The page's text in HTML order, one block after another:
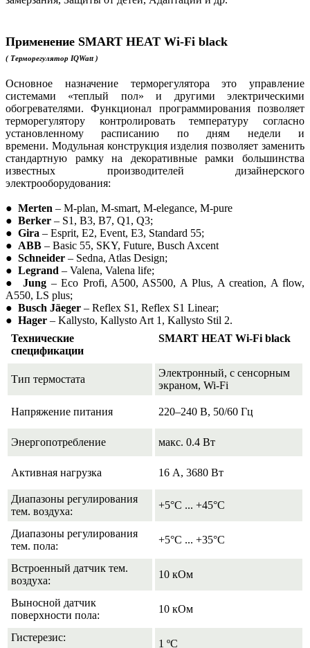
Применение SMART HEAT Wi-Fi black
( Терморегулятор IQWatt)
Основное назначение терморегулятора это управление
системами «теплый пол» и другими электрическими
обогревателями. Функционал программирования позволяет
терморегулятору контролировать температуру согласно
установленному расписанию по дням недели и
времени. Модульная конструкция изделия позволяет заменить
стандартную рамку на декоративные рамки большинства
известных производителей дизайнерского
электрооборудования:
● Merten – M-plan, M-smart, M-elegance, M-pure
● Berker – S1, B3, B7, Q1, Q3;
● Gira – Esprit, E2, Event, E3, Standard 55;
● ABB – Basic 55, SKY, Future, Busch Axcent
● Schneider – Sedna, Atlas Design;
● Legrand – Valena, Valena life;
●Jung – Eco Profi, A500, AS500, A Plus, A creation, A flow,
A550, LS plus;
● Busch Jäeger – Reflex S1, Reflex S1 Linear;
● Hager – Kallysto, Kallysto Art 1, Kallysto Stil 2.
Технические
спецификации
SMART HEAT Wi-Fi black
Тип термостата
Электронный, с сенсорным
экраном, Wi-Fi
Напряжение питания 220–240 В, 50/60 Гц
Энергопотребление макс. 0.4 Вт
Активная нагрузка 16 А, 3680 Вт
Диапазоны регулирования
тем. воздуха:
+5°C ... +45°C
Диапазоны регулирования
тем. пола:
+5°C ... +35°C
Встроенный датчик тем.
воздуха:
10 кОм
Выносной датчик
поверхности пола:
10 кОм
Гистерезис:
1 ºС